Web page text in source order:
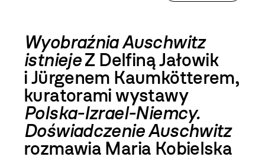
Wyobraźnia Auschwitz
istniejeZ Delfiną Jałowik
i Jürgenem Kaumkötterem,
kuratorami wystawy
Polska-Izrael-Niemcy.
Doświadczenie Auschwitz
rozmawia Maria Kobielska